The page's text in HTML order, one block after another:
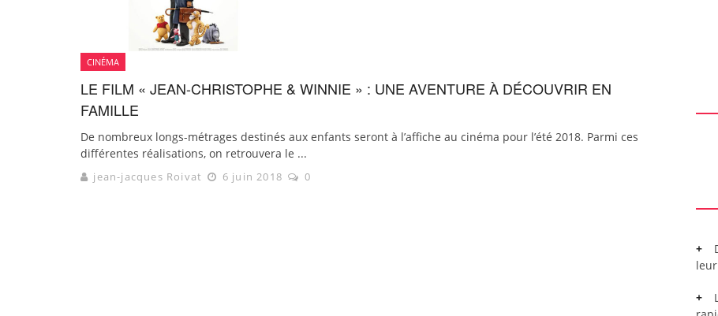
CINÉMA
LE FILM « JEAN-CHRISTOPHE & WINNIE » : UNE AVENTURE À DÉCOUVRIR EN
FAMILLE
De nombreux longs-métrages destinés aux enfants seront à l’affiche au cinéma pour l’été 2018. Parmi ces
différentes réalisations, on retrouvera le ...
jean-jacques Roivat 6 juin 2018 0